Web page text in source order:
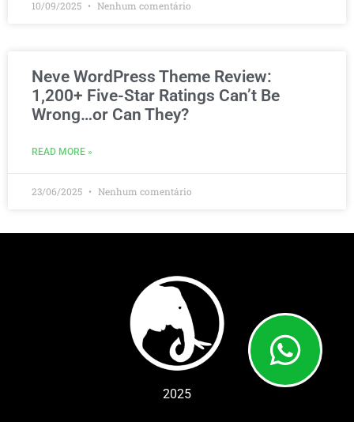
10/09/2025 Nenhum comentário
Neve WordPress Theme Review:
1,200+ Five-Star Ratings Can’t Be
Wrong…or Can They?
READ MORE »
23/06/2025 Nenhum comentário
2025